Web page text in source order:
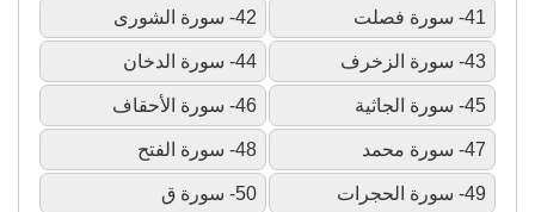
41- سورة فصلت 42- سورة الشورى
43- سورة الزخرف 44- سورة الدخان
45- سورة الجاثية 46- سورة الأحقاف
47- سورة محمد 48- سورة الفتح
49- سورة الحجرات 50- سورة ق